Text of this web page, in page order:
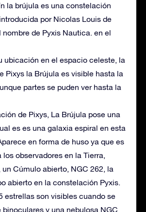
la brújula es una constelación
por Nicolas Louis de
de Pyxis Nautica. en el
ubicación en el espacio celeste, la
Pixys la Brújula es visible hasta la
partes se puden ver hasta la
de Pixys, La Brújula pose una
es es una galaxia espiral en esta
en forma de huso ya que es
los observadores en la Tierra,
Cúmulo abierto, NGC 262, la
abierto en la constelación Pyxis.
estrellas son visibles cuando se
binoculares y una nebulosa NGC